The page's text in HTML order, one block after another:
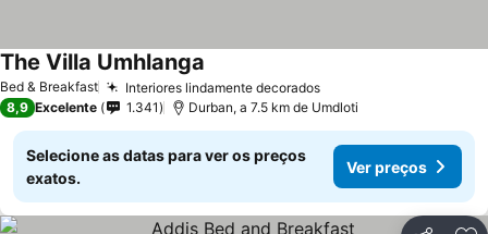
Bed & Breakfast Interiores lindamente decoradosVer preços
The Villa Umhlanga
8,9 Excelente 1.341 Durban, a 7.5 km de Umdloti
Selecione as datas para ver os preços
exatos.
Ver preços